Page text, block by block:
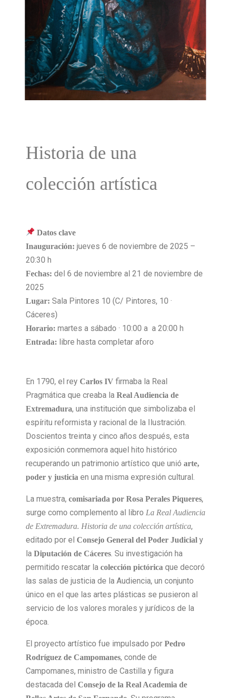
Historia de una
colección artística
Datos clave
Inauguración: jueves 6 de noviembre de 2025 –
20:30 h
Fechas: del 6 de noviembre al 21 de noviembre de
2025
Lugar: Sala Pintores 10 (C/ Pintores, 10 ·
Cáceres)
Horario: martes a sábado · 10:00 a a 20:00 h
Entrada: libre hasta completar aforo
En 1790, el rey Carlos IV firmaba la Real
Pragmática que creaba la Real Audiencia de
Extremadura, una institución que simbolizaba el
espíritu reformista y racional de la Ilustración.
Doscientos treinta y cinco años después, esta
exposición conmemora aquel hito histórico
recuperando un patrimonio artístico que unió arte,
poder y justicia en una misma expresión cultural.
La muestra, comisariada por Rosa Perales Piqueres,
surge como complemento al libro La Real Audiencia
de Extremadura. Historia de una colección artística,
editado por el Consejo General del Poder Judicial y
la Diputación de Cáceres . Su investigación ha
permitido rescatar la colección pictórica que decoró
las salas de justicia de la Audiencia, un conjunto
único en el que las artes plásticas se pusieron al
servicio de los valores morales y jurídicos de la
época.
El proyecto artístico fue impulsado por Pedro
Rodríguez de Campomanes, conde de
Campomanes, ministro de Castilla y figura
destacada del Consejo de la Real Academia de